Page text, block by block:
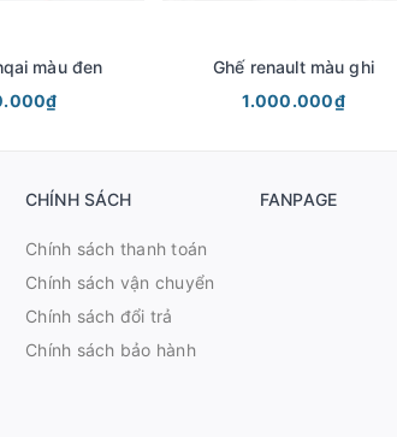
màu đen
Ghế renault màu ghi
1.000.000₫
CHÍNH SÁCH
Chính sách thanh toán
Chính sách vận chuyển
Chính sách đổi trả
Chính sách bảo hành
FANPAGE